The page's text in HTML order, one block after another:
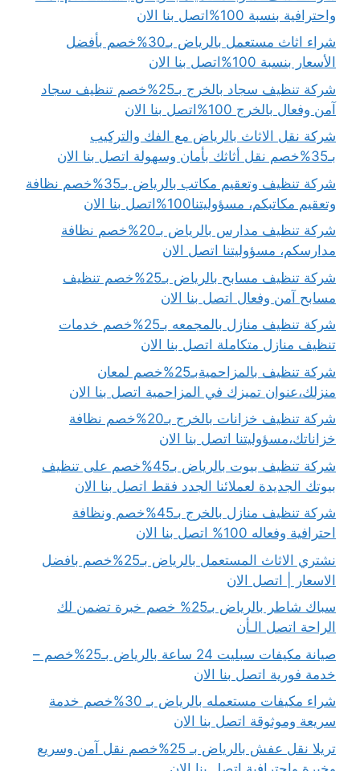
واحترافية بنسبة 100%اتصل بنا الان
شراء اثاث مستعمل بالرياض بـ30%خصم بأفضل
الأسعار بنسبة 100%اتصل بنا الان
شركة تنظيف سجاد بالخرج بـ25%خصم تنظيف سجاد
آمن وفعال بالخرج 100%اتصل بنا الان
شركة نقل الاثاث بالرياض مع الفك والتركيب
بـ35%خصم نقل أثاثك بأمان وسهولة اتصل بنا الان
شركة تنظيف وتعقيم مكاتب بالرياض بـ35%خصم نظافة
وتعقيم مكاتبكم، مسؤوليتنا100%اتصل بنا الان
شركة تنظيف مدارس بالرياض بـ20%خصم نظافة
مدارسكم، مسؤوليتنا اتصل الان
شركة تنظيف مسابح بالرياض بـ25%خصم تنظيف
مسابح آمن وفعال اتصل بنا الان
شركة تنظيف منازل بالمجمعه بـ25%خصم خدمات
تنظيف منازل متكاملة اتصل بنا الان
شركة تنظيف بالمزاحميةبـ25%خصم لمعان
منزلك،عنوان تميزك في المزاحمية اتصل بنا الان
شركة تنظيف خزانات بالخرج بـ20%خصم نظافة
خزاناتك،مسؤوليتنا اتصل بنا الان
شركة تنظيف بيوت بالرياض بـ45%خصم على تنظيف
بيوتك الجديدة لعملائنا الجدد فقط اتصل بنا الان
شركة تنظيف منازل بالخرج بـ45%خصم ونظافة
احترافية وفعاله 100% اتصل بنا الان
نشتري الاثاث المستعمل بالرياض بـ25%خصم بافضل
الاسعار | اتصل الان
سباك شاطر بالرياض بـ25% خصم خبرة تضمن لك
الراحة اتصل الـأن
صيانة مكيفات سبليت 24 ساعة بالرياض بـ25%خصم –
خدمة فورية اتصل بنا الان
شراء مكيفات مستعمله بالرياض بـ 30%خصم خدمة
سريعة وموثوقة اتصل بنا الان
تريلا نقل عفش بالرياض بـ 25%خصم نقل آمن وسريع